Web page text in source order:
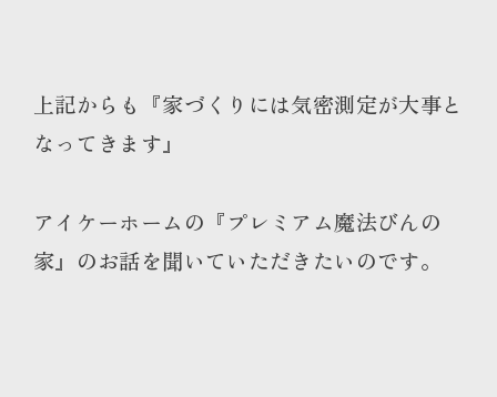
上記からも『家づくりには気密測定が大事と
なってきます』
アイケーホームの『プレミアム魔法びんの
家』のお話を聞いていただきたいのです。